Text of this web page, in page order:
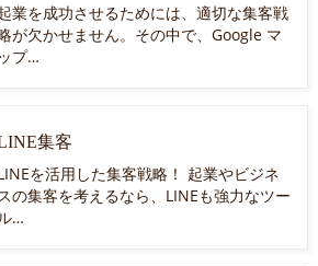
業を成功させるためには、適切な集客戦
が欠かせません。その中で、Google マ
ップ…
集客
を活用した集客戦略！ 起業やビジネ
の集客を考えるなら、LINEも強力なツー
…